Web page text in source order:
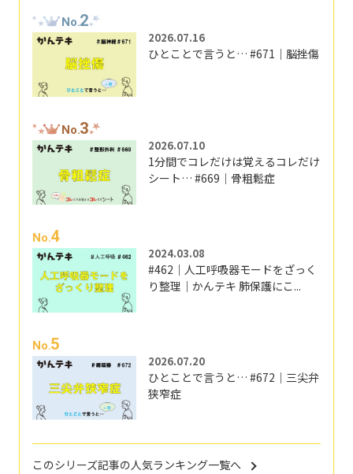
No.2
2026.07.16
ひとことで言うと… #671｜脳挫傷
No.3
2026.07.10
1分間でコレだけは覚えるコレだけ
シート… #669｜骨粗鬆症
No.4
2024.03.08
#462｜人工呼吸器モードをざっく
り整理｜かんテキ 肺保護にこ...
No.5
2026.07.20
ひとことで言うと… #672｜三尖弁
狭窄症
このシリーズ記事の人気ランキング一覧へ